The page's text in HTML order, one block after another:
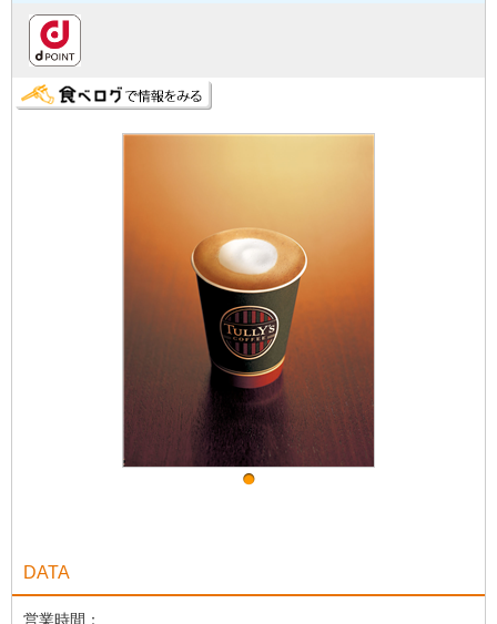
DATA
営業時間：